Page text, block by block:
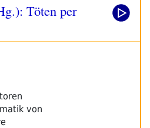
Töten per
von